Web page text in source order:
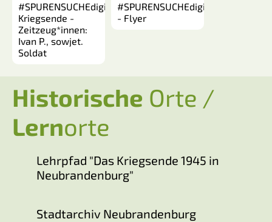
#SPURENSUCHEdigital:
Kriegsende -
Zeitzeug*innen:
Ivan P., sowjet.
Soldat
#SPURENSUCHEdigital
- Flyer
Historische Orte /
Lernorte
Lehrpfad "Das Kriegsende 1945 in
Neubrandenburg"
Stadtarchiv Neubrandenburg